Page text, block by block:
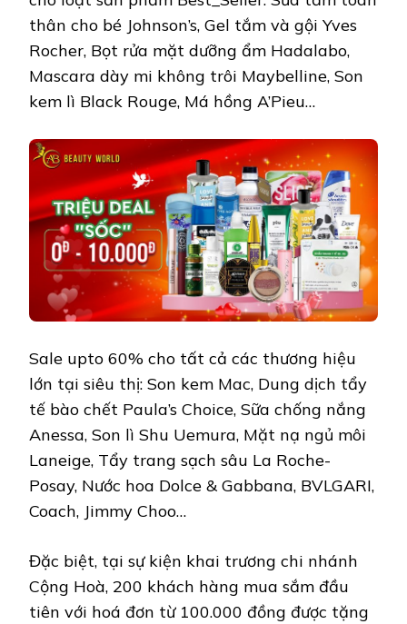
thân cho bé Johnson’s, Gel tắm và gội Yves
Rocher, Bọt rửa mặt dưỡng ẩm Hadalabo,
Mascara dày mi không trôi Maybelline, Son
kem lì Black Rouge, Má hồng A’Pieu…
Sale upto 60% cho tất cả các thương hiệu
lớn tại siêu thị: Son kem Mac, Dung dịch tẩy
tế bào chết Paula’s Choice, Sữa chống nắng
Anessa, Son lì Shu Uemura, Mặt nạ ngủ môi
Laneige, Tẩy trang sạch sâu La Roche-
Posay, Nước hoa Dolce & Gabbana, BVLGARI,
Coach, Jimmy Choo…
Đặc biệt, tại sự kiện khai trương chi nhánh
Cộng Hoà, 200 khách hàng mua sắm đầu
tiên với hoá đơn từ 100.000 đồng được tặng